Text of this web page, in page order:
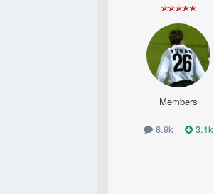
Members
8.9k 3.1k